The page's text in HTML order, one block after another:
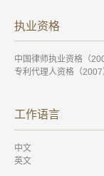
执业资格
中国律师执业资格（
专利代理人资格（2007
工作语言
中文
英文